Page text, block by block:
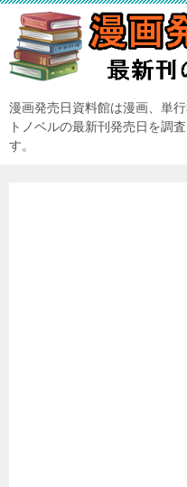
漫画発売日資料館は漫画、単
トノベルの最新刊発売日を調
す。